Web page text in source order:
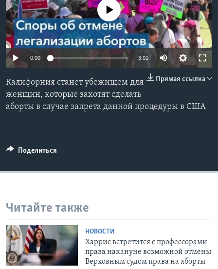
Learning English
СОЦИАЛЬНЫЕ СЕТИ
Языки
No media source currently available
0:00 3:01
Прямая ссылка
Калифорния станет убежищем для
женщин, которые захотят сделать
аборты в случае запрета данной процедуры в США
Поделиться
Читайте также
НОВОСТИ
Харрис встретится с профессорами
права накануне возможной отмены
Верховным судом права на аборты